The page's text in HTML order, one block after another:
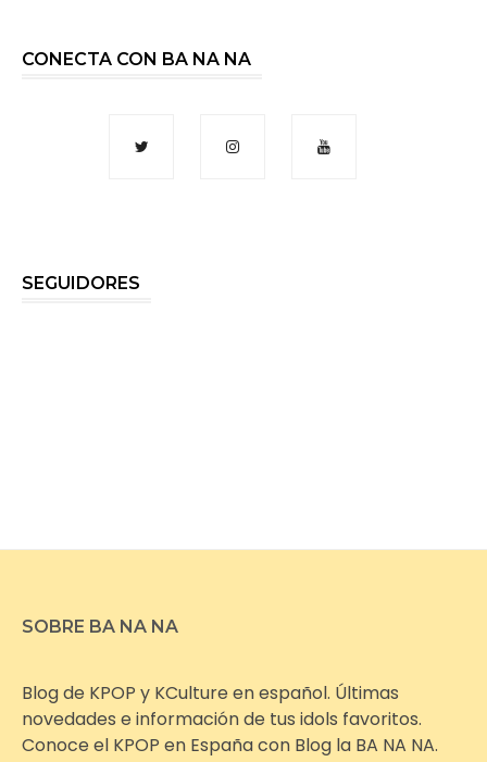
CONECTA CON BA NA NA
SEGUIDORES
SOBRE BA NA NA
Blog de KPOP y KCulture en español. Últimas
novedades e información de tus idols favoritos.
Conoce el KPOP en España con Blog la BA NA NA.